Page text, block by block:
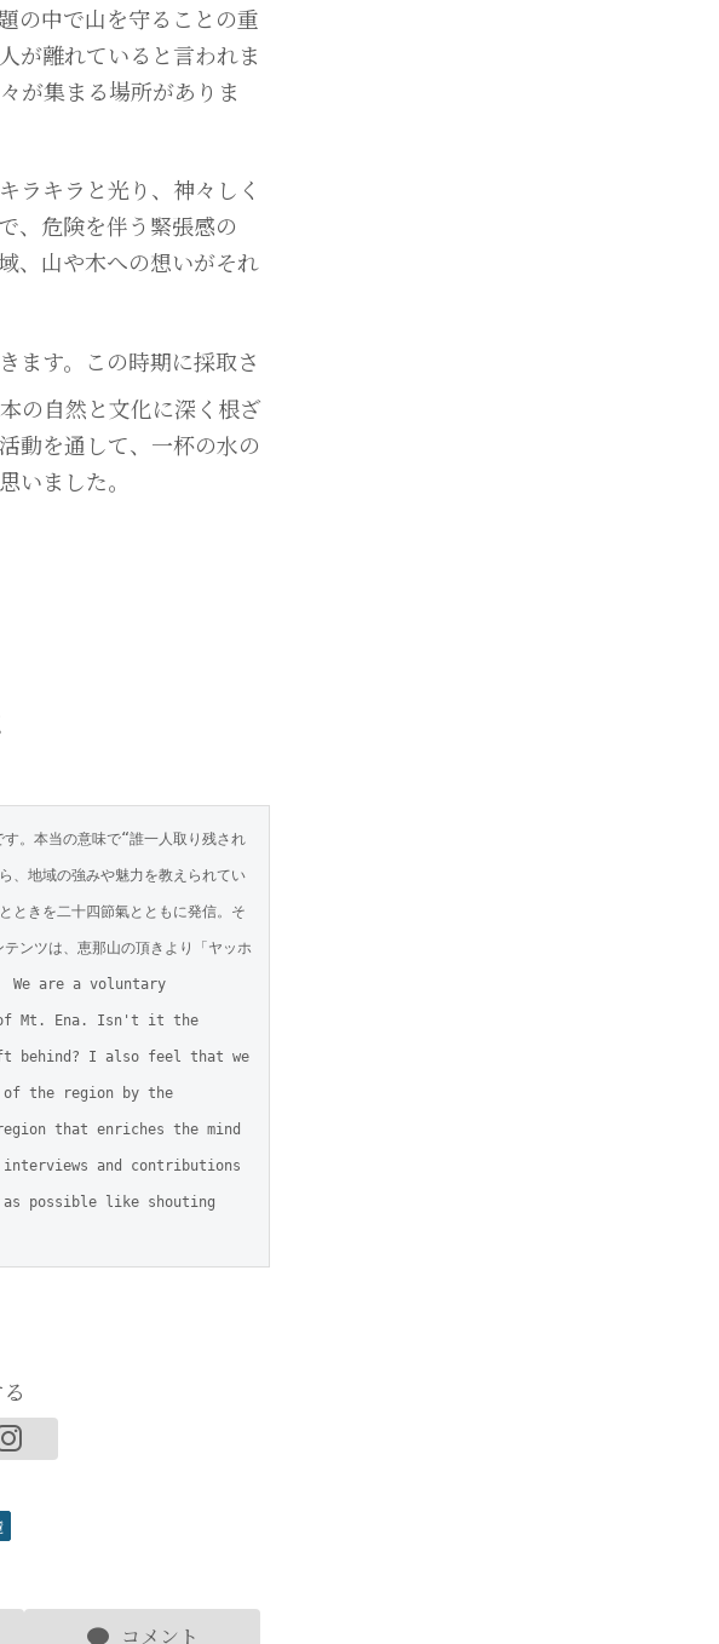
の中で山を守ることの重
が離れていると言われま
が集まる場所がありま
ラキラと光り、神々しく
、危険を伴う緊張感の
、山や木への想いがそれ
ます。この時期に採取さ
の自然と文化に深く根ざ
動を通して、一杯の水の
いました。
。本当の意味で“誰一人取り残され
、地域の強みや魅力を教えられてい
ときを二十四節氣とともに発信。そ
ンツは、恵那山の頂きより「ヤッホ
。 We are a voluntary
of Mt. Ena. Isn't it the
behind? I also feel that we
of the region by the
that enriches the mind
and contributions
possible like shouting
コメント